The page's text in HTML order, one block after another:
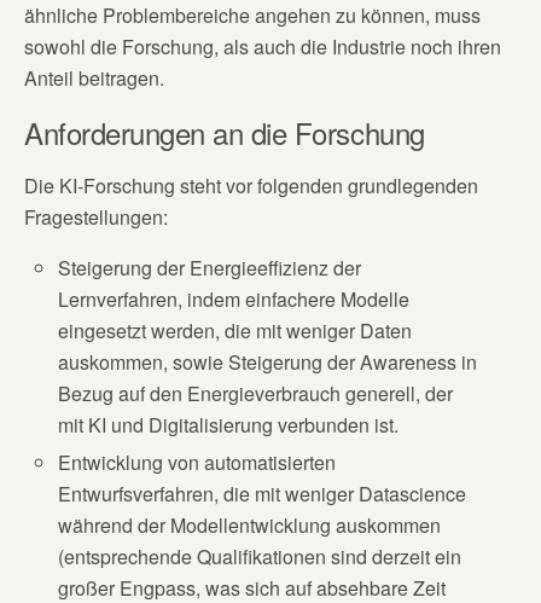
ähnliche Problembereiche angehen zu können, muss
sowohl die Forschung, als auch die Industrie noch ihren
Anteil beitragen.
Anforderungen an die Forschung
Die KI-Forschung steht vor folgenden grundlegenden
Fragestellungen:
Steigerung der Energieeffizienz der
Lernverfahren, indem einfachere Modelle
eingesetzt werden, die mit weniger Daten
auskommen, sowie Steigerung der Awareness in
Bezug auf den Energieverbrauch generell, der
mit KI und Digitalisierung verbunden ist.
Entwicklung von automatisierten
Entwurfsverfahren, die mit weniger Datascience
während der Modellentwicklung auskommen
(entsprechende Qualifikationen sind derzeit ein
großer Engpass, was sich auf absehbare Zeit